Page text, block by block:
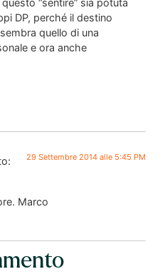
“sentire” sia potuta
DP, perché il destino
quello di una
e ora anche
29 Settembre 2014 alle 5:45 PM
Marco